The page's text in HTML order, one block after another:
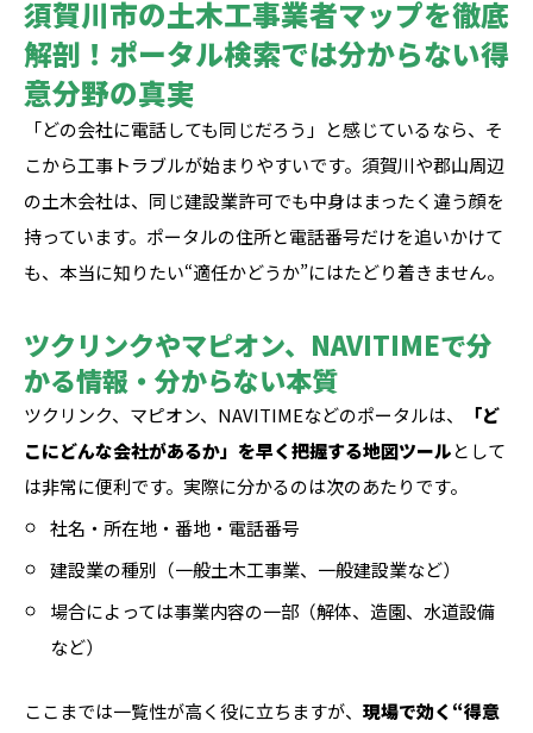
須賀川市の土木工事業者マップを徹底
解剖！ポータル検索では分からない得
意分野の真実
「どの会社に電話しても同じだろう」と感じているなら、そ
こから工事トラブルが始まりやすいです。須賀川や郡山周辺
の土木会社は、同じ建設業許可でも中身はまったく違う顔を
持っています。ポータルの住所と電話番号だけを追いかけて
も、本当に知りたい“適任かどうか”にはたどり着きません。
ツクリンクやマピオン、NAVITIMEで分
かる情報・分からない本質
ツクリンク、マピオン、NAVITIMEなどのポータルは、
「ど
こにどんな会社があるか」を早く把握する地図ツールとして
は非常に便利です。実際に分かるのは次のあたりです。
社名・所在地・番地・電話番号
建設業の種別（一般土木工事業、一般建設業など）
場合によっては事業内容の一部（解体、造園、水道設備
など）
ここまでは一覧性が高く役に立ちますが、 現場で効く“得意